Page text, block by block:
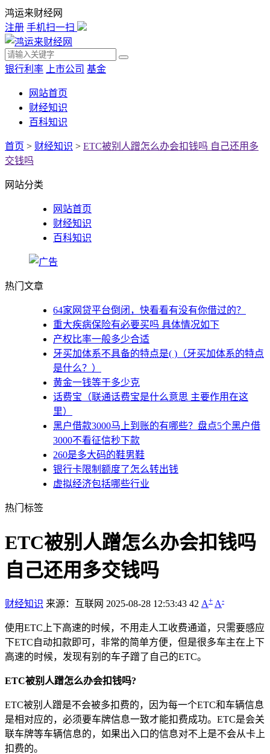
鸿运来财经网
注册 手机扫一扫
银行利率 上市公司 基金
网站首页
财经知识
百科知识
首页 > 财经知识 > ETC被别人蹭怎么办会扣钱吗 自己还用多
交钱吗
网站分类
网站首页
财经知识
百科知识
热门文章
64家网贷平台倒闭，快看看有没有你借过的？
重大疾病保险有必要买吗 具体情况如下
产权比率一般多少合适
牙买加体系不具备的特点是( )（牙买加体系的特点
是什么？）
黄金一钱等于多少克
话费宝（联通话费宝是什么意思 主要作用在这
里）
黑户借款3000马上到账的有哪些？盘点5个黑户借
3000不看征信秒下款
260是多大码的鞋男鞋
银行卡限制额度了怎么转出钱
虚拟经济包括哪些行业
热门标签
ETC被别人蹭怎么办会扣钱吗
自己还用多交钱吗
财经知识 来源：互联网 2025-08-28 12:53:43 42 A+ A-
使用ETC上下高速的时候，不用走人工收费通道，只需要感应
下ETC自动扣款即可，非常的简单方便，但是很多车主在上下
高速的时候，发现有别的车子蹭了自己的ETC。
ETC被别人蹭怎么办会扣钱吗?
ETC被别人蹭是不会被多扣费的，因为每一个ETC和车辆信息
是相对应的，必须要车牌信息一致才能扣费成功。ETC是会关
联车牌等车辆信息的，如果出入口的信息对不上是不会从卡上
扣费的。